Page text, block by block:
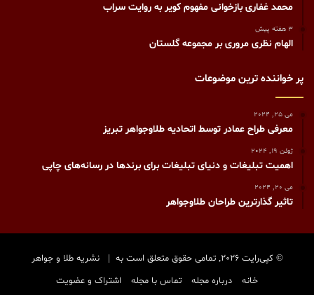
محمد غفاری بازخوانی مفهوم کویر به روایت سراب
3 هفته پیش
الهام نظری مروری بر مجموعه گلستان
پر خواننده ترین موضوعات
می 25, 2024
معرفی طراح عمادر توسط اتحادیه طلاوجواهر تبریز
ژوئن 19, 2024
اهمیت تبلیغات و دنیای تبلیغات برای برندها در رسانه‌های چاپی
می 20, 2024
تاثیر گذارترین طراحان طلاوجواهر
© کپی‌رایت 2026, تمامی حقوق متعلق است به |
نشریه طلا و جواهر
خانه
درباره مجله تماس با مجله اشتراک و عضویت